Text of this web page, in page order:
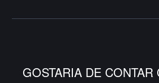
GOSTARIA DE CONTAR